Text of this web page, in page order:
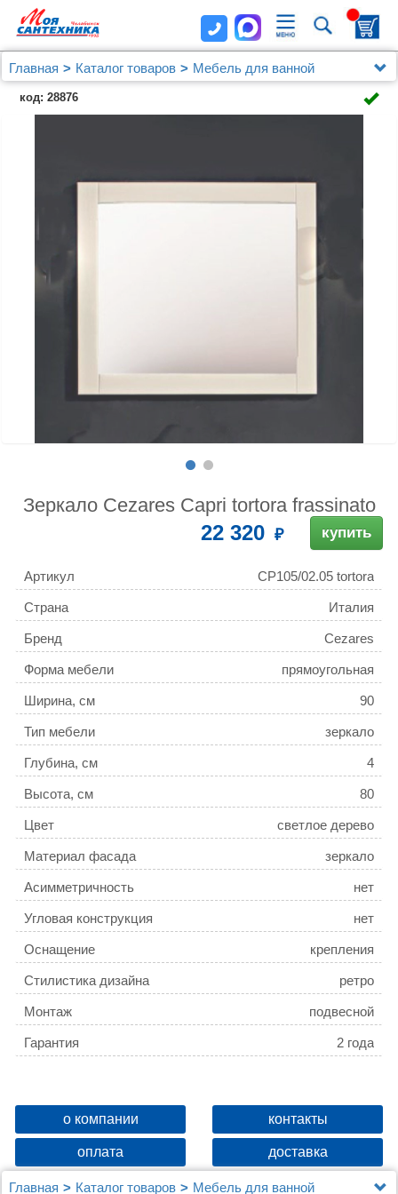
Главная Каталог товаров
Мебель для ванной
Мебель 60 - 79 см.
Зеркало Cezares Capri tortora frassinato
код: 28876
Зеркало Cezares Capri tortora frassinato
22 320 купить
Артикул
CP105/02.05 tortora
frassinato
Страна
Италия
Бренд Cezares
Форма мебели прямоугольная
Ширина, см 90
Тип мебели зеркало
Глубина, см 4
Высота, см 80
Цвет светлое дерево
Материал фасада зеркало
Асимметричность нет
Угловая конструкция нет
Оснащение крепления
Стилистика дизайна ретро
Монтаж подвесной
Гарантия 2 года
о компании контакты
оплата доставка
Главная Каталог товаров Мебель для ванной